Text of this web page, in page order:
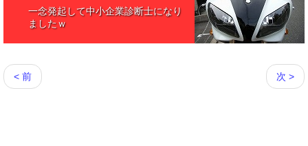
一念発起して中小企業診断士になり
ましたｗ
< 前 次 >